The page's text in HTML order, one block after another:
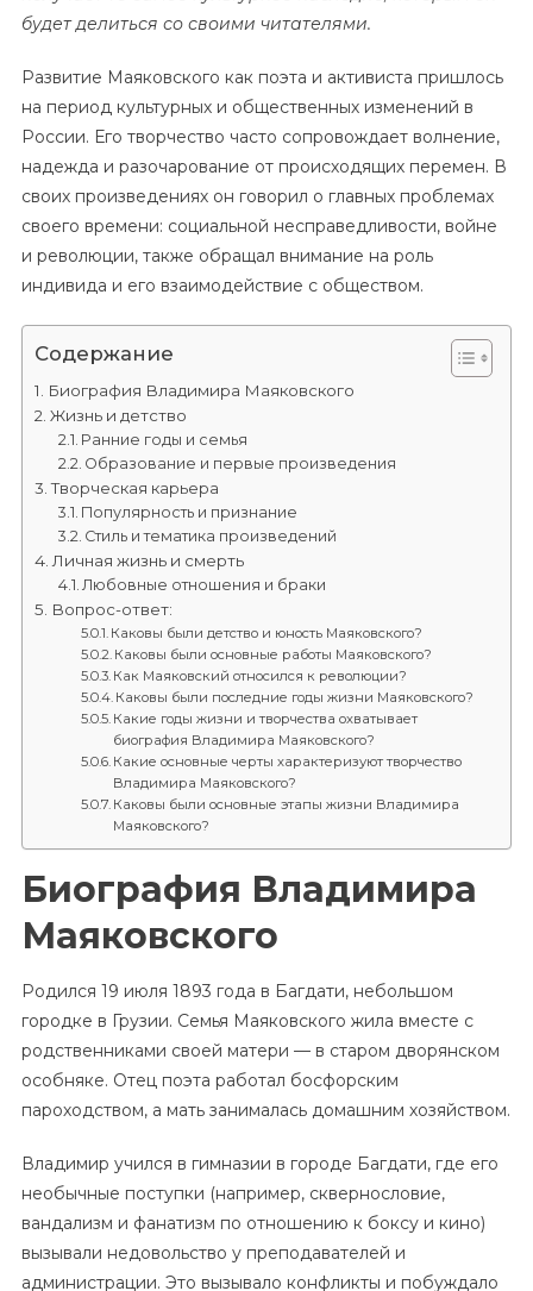
будет делиться со своими читателями.
Развитие Маяковского как поэта и активиста пришлось
на период культурных и общественных изменений в
России. Его творчество часто сопровождает волнение,
надежда и разочарование от происходящих перемен. В
своих произведениях он говорил о главных проблемах
своего времени: социальной несправедливости, войне
и революции, также обращал внимание на роль
индивида и его взаимодействие с обществом.
Содержание
Биография Владимира Маяковского
Жизнь и детство
Ранние годы и семья
Образование и первые произведения
Творческая карьера
Популярность и признание
Стиль и тематика произведений
Личная жизнь и смерть
Любовные отношения и браки
Вопрос-ответ:
Каковы были детство и юность Маяковского?
Каковы были основные работы Маяковского?
Как Маяковский относился к революции?
Каковы были последние годы жизни Маяковского?
Какие годы жизни и творчества охватывает
биография Владимира Маяковского?
Какие основные черты характеризуют творчество
Владимира Маяковского?
Каковы были основные этапы жизни Владимира
Маяковского?
Биография Владимира
Маяковского
Родился 19 июля 1893 года в Багдати, небольшом
городке в Грузии. Семья Маяковского жила вместе с
родственниками своей матери — в старом дворянском
особняке. Отец поэта работал босфорским
пароходством, а мать занималась домашним хозяйством.
Владимир учился в гимназии в городе Багдати, где его
необычные поступки (например, сквернословие,
вандализм и фанатизм по отношению к боксу и кино)
вызывали недовольство у преподавателей и
администрации. Это вызывало конфликты и побуждало